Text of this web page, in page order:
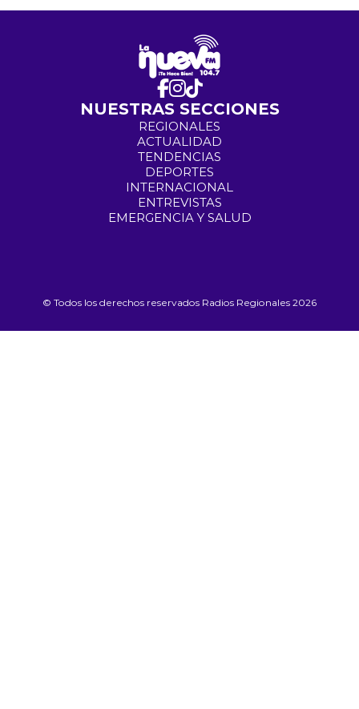
NUESTRAS SECCIONES
REGIONALES
ACTUALIDAD
TENDENCIAS
DEPORTES
INTERNACIONAL
ENTREVISTAS
EMERGENCIA Y SALUD
© Todos los derechos reservados Radios Regionales 2026